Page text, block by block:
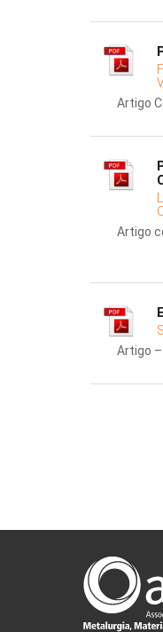
Artigo
Artigo
Artigo